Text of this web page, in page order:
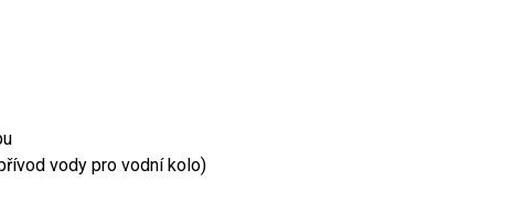
vody pro vodní kolo)